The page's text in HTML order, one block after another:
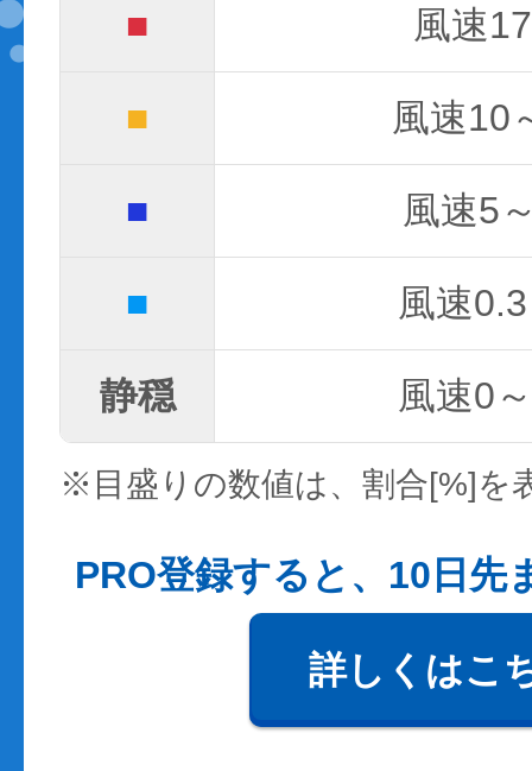
■ 風速
■ 風速10
■ 風速5
■ 風速
静穏 風速0
※目盛りの数値は、割合[%]を
PRO登録すると、10日先
詳しくはこ